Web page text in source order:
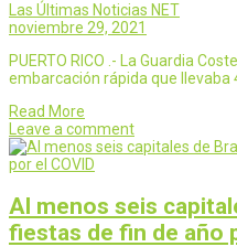
Las Últimas Noticias NET
noviembre 29, 2021
PUERTO RICO .- La Guardia
embarcación rápida que llevaba
Read More
Leave a comment
Al menos seis
fiestas de fin de año